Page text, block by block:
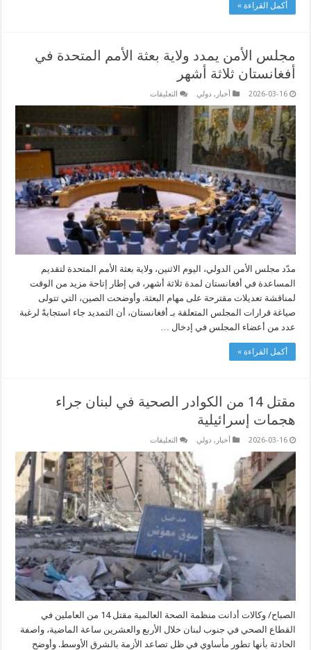
أكمل القراءة »
مجلس الأمن يمدد ولاية بعثة الأمم المتحدة في
أفغانستان ثلاثة أشهر
2026-03-16 أخبار , دولي التعليقات
الأمن
في
أفغانستان
ثلاثة
أشهر
مدّد مجلس الأمن الدولي، اليوم الاثنين، ولاية بعثة الأمم المتحدة لتقديم
المساعدة في أفغانستان لمدة ثلاثة أشهر، في إطار إتاحة مزيد من الوقت
لمناقشة تعديلات مقترحة على مهام البعثة. وأوضحت الصين، التي تتولى
صياغة قرارات المجلس المتعلقة بـ أفغانستان، أن التمديد جاء استجابةً لرغبة
عدد من أعضاء المجلس في إدخال …
أكمل القراءة »
مقتل 14 من الكوادر الصحية في لبنان جراء
هجمات إسرائيلية
2026-03-16 أخبار , دولي التعليقات
14
من
الكوادر
الصحية
في
لبنان
جراء
هجمات
إسرائيلية
مغلقة
الصباح/ وكالات أدانت منظمة الصحة العالمية مقتل 14 من العاملين في
القطاع الصحي في جنوب لبنان خلال الأربع والعشرين ساعة الماضية، واصفة
الحادثة بأنها تطور مأساوي في ظل تصاعد الأزمة بالشرق الأوسط. وأوضح